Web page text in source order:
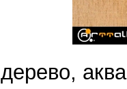
дерево,